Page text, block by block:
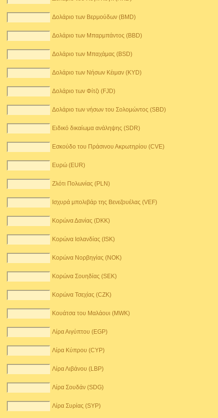
Δολάριο των Βερμούδων (BMD)
Δολάριο των Μπαρμπάντος (BBD)
Δολάριο των Μπαχάμας (BSD)
Δολάριο των Νήσων Κέιμαν (KYD)
Δολάριο των Φίτζι (FJD)
Δολάριο των νήσων του Σολομώντος (SBD)
Ειδικό δικαίωμα ανάληψης (SDR)
Εσκούδο του Πράσινου Ακρωτηρίου (CVE)
Ευρώ (EUR)
Ζλότι Πολωνίας (PLN)
Ισχυρά μπολιβάρ της Βενεζουέλας (VEF)
Κορώνα Δανίας (DKK)
Κορώνα Ισλανδίας (ISK)
Κορώνα Νορβηγίας (NOK)
Κορώνα Σουηδίας (SEK)
Κορώνα Τσεχίας (CZK)
Κουάτσα του Μαλάουι (MWK)
Λίρα Αιγύπτου (EGP)
Λίρα Κύπρου (CYP)
Λίρα Λιβάνου (LBP)
Λίρα Σουδάν (SDG)
Λίρα Συρίας (SYP)